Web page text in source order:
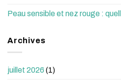
Peau sensible et nez rouge :
Archives
juillet 2026 (1)